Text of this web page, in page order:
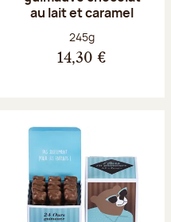
au lait et caramel
Poids net :
245g
14,30 €